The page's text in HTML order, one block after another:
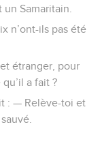
Samaritain.
n’ont-ils pas été
étranger, pour
a fait ?
: — Relève-toi et